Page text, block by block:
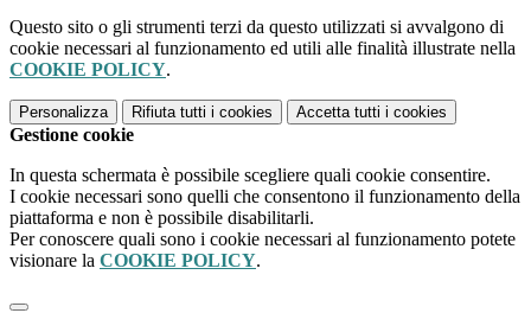
Questo sito o gli strumenti terzi da questo utilizzati si avvalgono di
cookie necessari al funzionamento ed utili alle finalità illustrate nella
COOKIE POLICY.
Personalizza Rifiuta tutti i cookies Accetta tutti i cookies
Gestione cookie
In questa schermata è possibile scegliere quali cookie consentire.
I cookie necessari sono quelli che consentono il funzionamento della
piattaforma e non è possibile disabilitarli.
Per conoscere quali sono i cookie necessari al funzionamento potete
visionare la COOKIE POLICY.